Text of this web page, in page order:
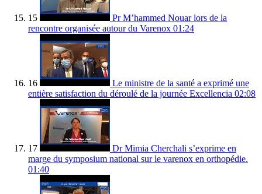
15
Pr M’hammed Nouar lors de la
rencontre organisée autour du Varenox 01:24
16
Le ministre de la santé a exprimé une
entière satisfaction du déroulé de la journée Excellencia 02:08
17
Dr Mimia Cherchali s’exprime en
marge du symposium national sur le varenox en orthopédie.
01:40